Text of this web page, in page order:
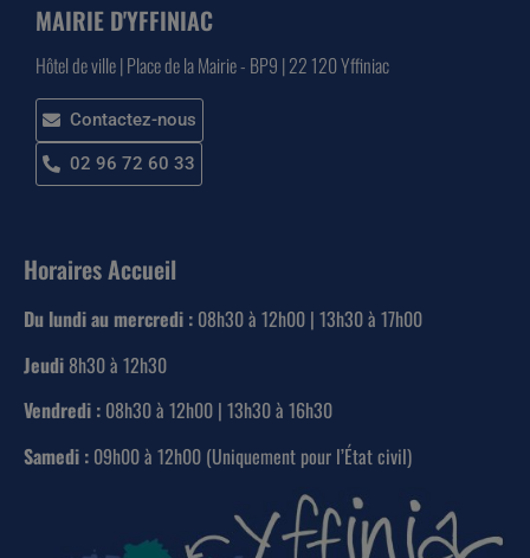
MAIRIE D'YFFINIAC
Hôtel de ville | Place de la Mairie - BP9 | 22 120 Yffiniac
Contactez-nous
02 96 72 60 33
Horaires Accueil
Du lundi au mercredi : 08h30 à 12h00 | 13h30 à 17h00
Jeudi 8h30 à 12h30
Vendredi : 08h30 à 12h00 | 13h30 à 16h30
Samedi : 09h00 à 12h00 (Uniquement pour l’État civil)